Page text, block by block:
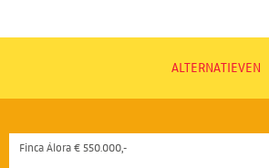
ALTERNATIEVEN
Finca Álora € 550.000,-